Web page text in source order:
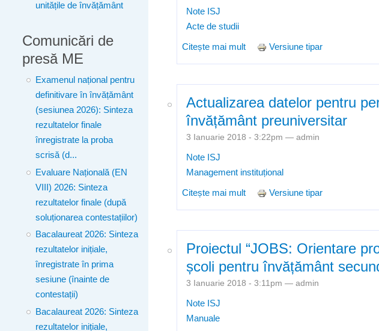
unitățile de învățământ
Comunicări de
presă ME
Examenul național pentru
definitivare în învățământ
(sesiunea 2026): Sinteza
rezultatelor finale
înregistrate la proba
scrisă (d...
Evaluare Națională (EN
VIII) 2026: Sinteza
rezultatelor finale (după
soluționarea contestațiilor)
Bacalaureat 2026: Sinteza
rezultatelor inițiale,
înregistrate în prima
sesiune (înainte de
contestații)
Bacalaureat 2026: Sinteza
rezultatelor inițiale,
Note ISJ
Acte de studii
Citește mai mult
despre Precizări privind tipul și
2018
Versiune tipar
Actualizarea datelor pentru
învățământ preuniversitar
3 Ianuarie 2018 - 3:22pm —admin
Note ISJ
Management instituțional
Citește mai mult despre Actualizarea datelor
Versiune tipar
Proiectul “JOBS: Orientare
școli pentru învățământ
3 Ianuarie 2018 - 3:11pm —admin
Note ISJ
Manuale